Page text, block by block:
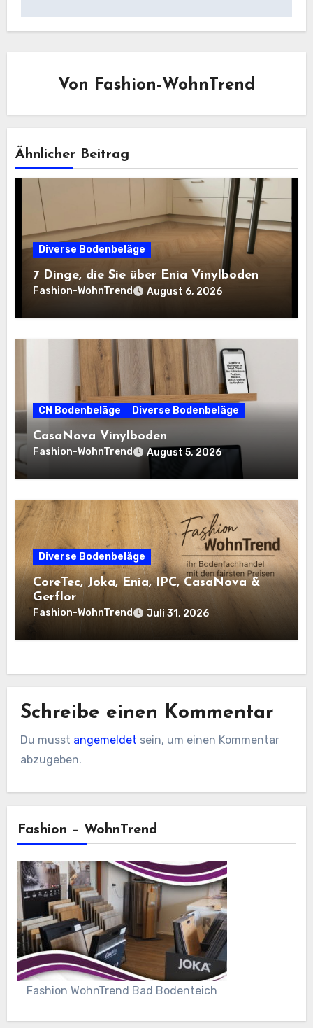
Von Fashion-WohnTrend
Ähnlicher Beitrag
Diverse Bodenbeläge
7 Dinge, die Sie über Enia Vinylboden
Fashion-WohnTrend August 6, 2026
CN Bodenbeläge Diverse Bodenbeläge
CasaNova Vinylboden
Fashion-WohnTrend August 5, 2026
Diverse Bodenbeläge
CoreTec, Joka, Enia, IPC, CasaNova &
Gerflor
Fashion-WohnTrend Juli 31, 2026
Schreibe einen Kommentar
Du musst angemeldet sein, um einen Kommentar
abzugeben.
Fashion – WohnTrend
Fashion WohnTrend Bad Bodenteich